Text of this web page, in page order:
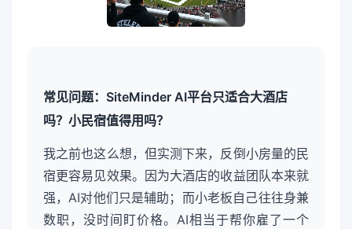
常见问题：SiteMinder AI平台只适合大酒店
吗？小民宿值得用吗？
我之前也这么想，但实测下来，反倒小房量的民
宿更容易见效果。因为大酒店的收益团队本来就
强，AI对他们只是辅助；而小老板自己往往身兼
数职，没时间盯价格。AI相当于帮你雇了一个